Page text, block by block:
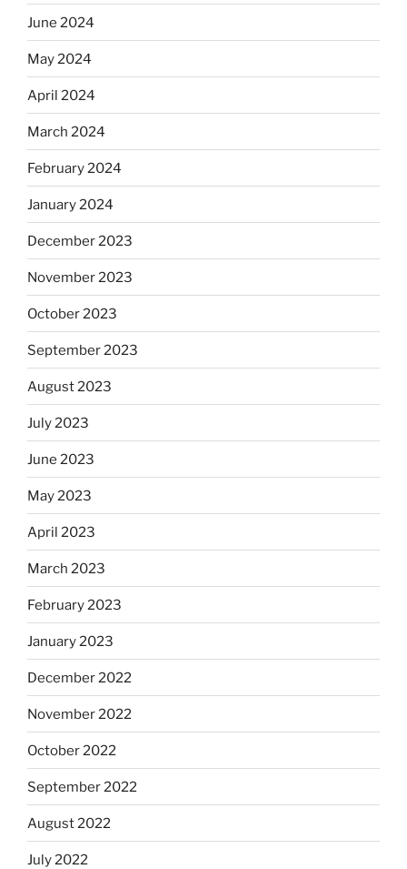
June 2024
May 2024
April 2024
March 2024
February 2024
January 2024
December 2023
November 2023
October 2023
September 2023
August 2023
July 2023
June 2023
May 2023
April 2023
March 2023
February 2023
January 2023
December 2022
November 2022
October 2022
September 2022
August 2022
July 2022